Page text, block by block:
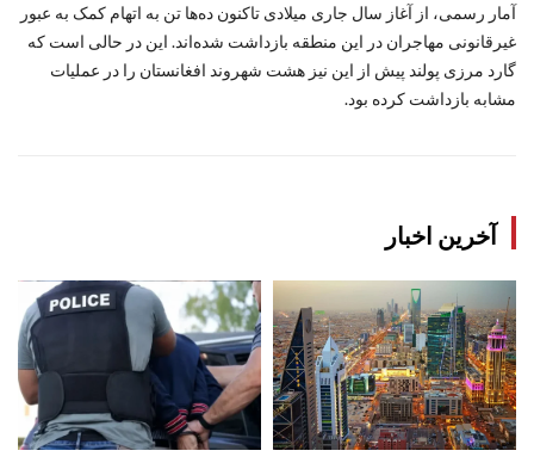
آمار رسمی، از آغاز سال جاری میلادی تاکنون ده‌ها تن به اتهام کمک به عبور
غیرقانونی مهاجران در این منطقه بازداشت شده‌اند. این در حالی است که
گارد مرزی پولند پیش از این نیز هشت شهروند افغانستان را در عملیات
مشابه بازداشت کرده بود.
آخرین اخبار